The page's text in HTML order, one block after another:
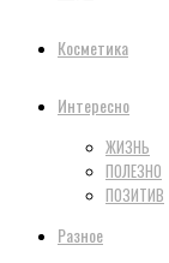
Косметика
Интересно
ЖИЗНЬ
ПОЛЕЗНО
ПОЗИТИВ
Разное